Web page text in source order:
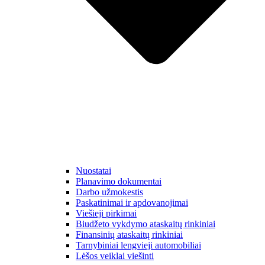
Nuostatai
Planavimo dokumentai
Darbo užmokestis
Paskatinimai ir apdovanojimai
Viešieji pirkimai
Biudžeto vykdymo ataskaitų rinkiniai
Finansinių ataskaitų rinkiniai
Tarnybiniai lengvieji automobiliai
Lėšos veiklai viešinti